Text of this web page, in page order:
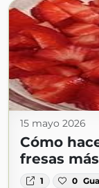
15 mayo 2026
Cómo
fresas
1 0